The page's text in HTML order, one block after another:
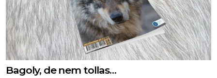
Bagoly, de nem tollas…